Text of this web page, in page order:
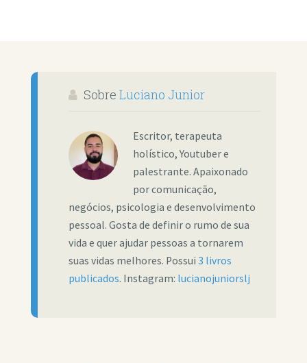
Sobre Luciano Junior
Escritor, terapeuta
holístico, Youtuber e
palestrante. Apaixonado
por comunicação,
negócios, psicologia e desenvolvimento
pessoal. Gosta de definir o rumo de sua
vida e quer ajudar pessoas a tornarem
suas vidas melhores. Possui 3 livros
publicados. Instagram: lucianojuniorslj